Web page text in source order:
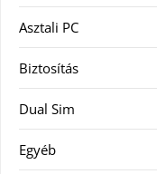
Asztali PC
Biztosítás
Dual Sim
Egyéb